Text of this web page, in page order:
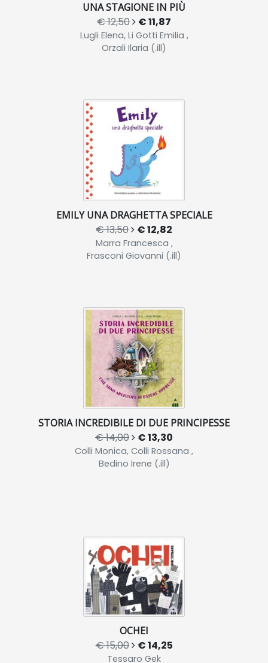
UNA STAGIONE IN PIÙ
€ 12,50 € 11,87
Lugli Elena, Li Gotti Emilia ,
Orzali Ilaria (.ill)
EMILY UNA DRAGHETTA SPECIALE
€ 13,50 € 12,82
Marra Francesca ,
Frasconi Giovanni (.ill)
STORIA INCREDIBILE DI DUE PRINCIPESSE
€ 14,00 € 13,30
Colli Monica, Colli Rossana ,
Bedino Irene (.ill)
OCHEI
€ 15,00 € 14,25
Tessaro Gek